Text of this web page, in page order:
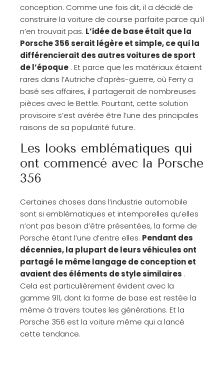
conception. Comme une fois dit, il a décidé de
construire la voiture de course parfaite parce qu’il
n’en trouvait pas. L’idée de base était que la
Porsche 356 serait légère et simple, ce qui la
différencierait des autres voitures de sport
de l’époque . Et parce que les matériaux étaient
rares dans l’Autriche d’après-guerre, où Ferry a
basé ses affaires, il partagerait de nombreuses
pièces avec le Bettle. Pourtant, cette solution
provisoire s’est avérée être l’une des principales
raisons de sa popularité future.
Les looks emblématiques qui
ont commencé avec la Porsche
356
Certaines choses dans l’industrie automobile
sont si emblématiques et intemporelles qu’elles
n’ont pas besoin d’être présentées, la forme de
Porsche étant l’une d’entre elles. Pendant des
décennies, la plupart de leurs véhicules ont
partagé le même langage de conception et
avaient des éléments de style similaires .
Cela est particulièrement évident avec la
gamme 911, dont la forme de base est restée la
même à travers toutes les générations. Et la
Porsche 356 est la voiture même qui a lancé
cette tendance.